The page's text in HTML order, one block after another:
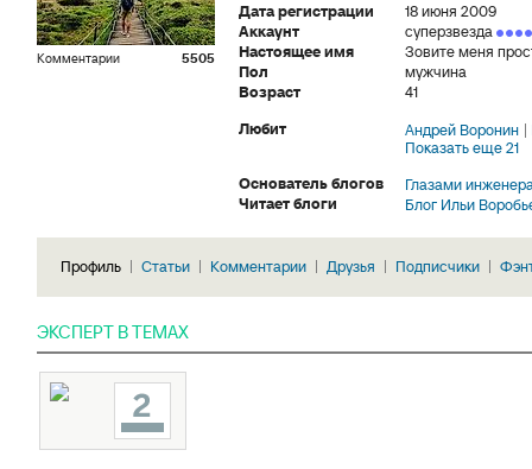
Комментарии 5505
Дата регистрации
18 июня 2009
Аккаунт
суперзвезда
Настоящее имя
Зовите меня
Пол
мужчина
Возраст
41
Любит
Андрей Воронин
Показать еще 21
Основатель блогов
Глазами
Читает блоги
Блог Ильи
Профиль Статьи Комментарии Друзья Подписчики
ЭКСПЕРТ В ТЕМАХ